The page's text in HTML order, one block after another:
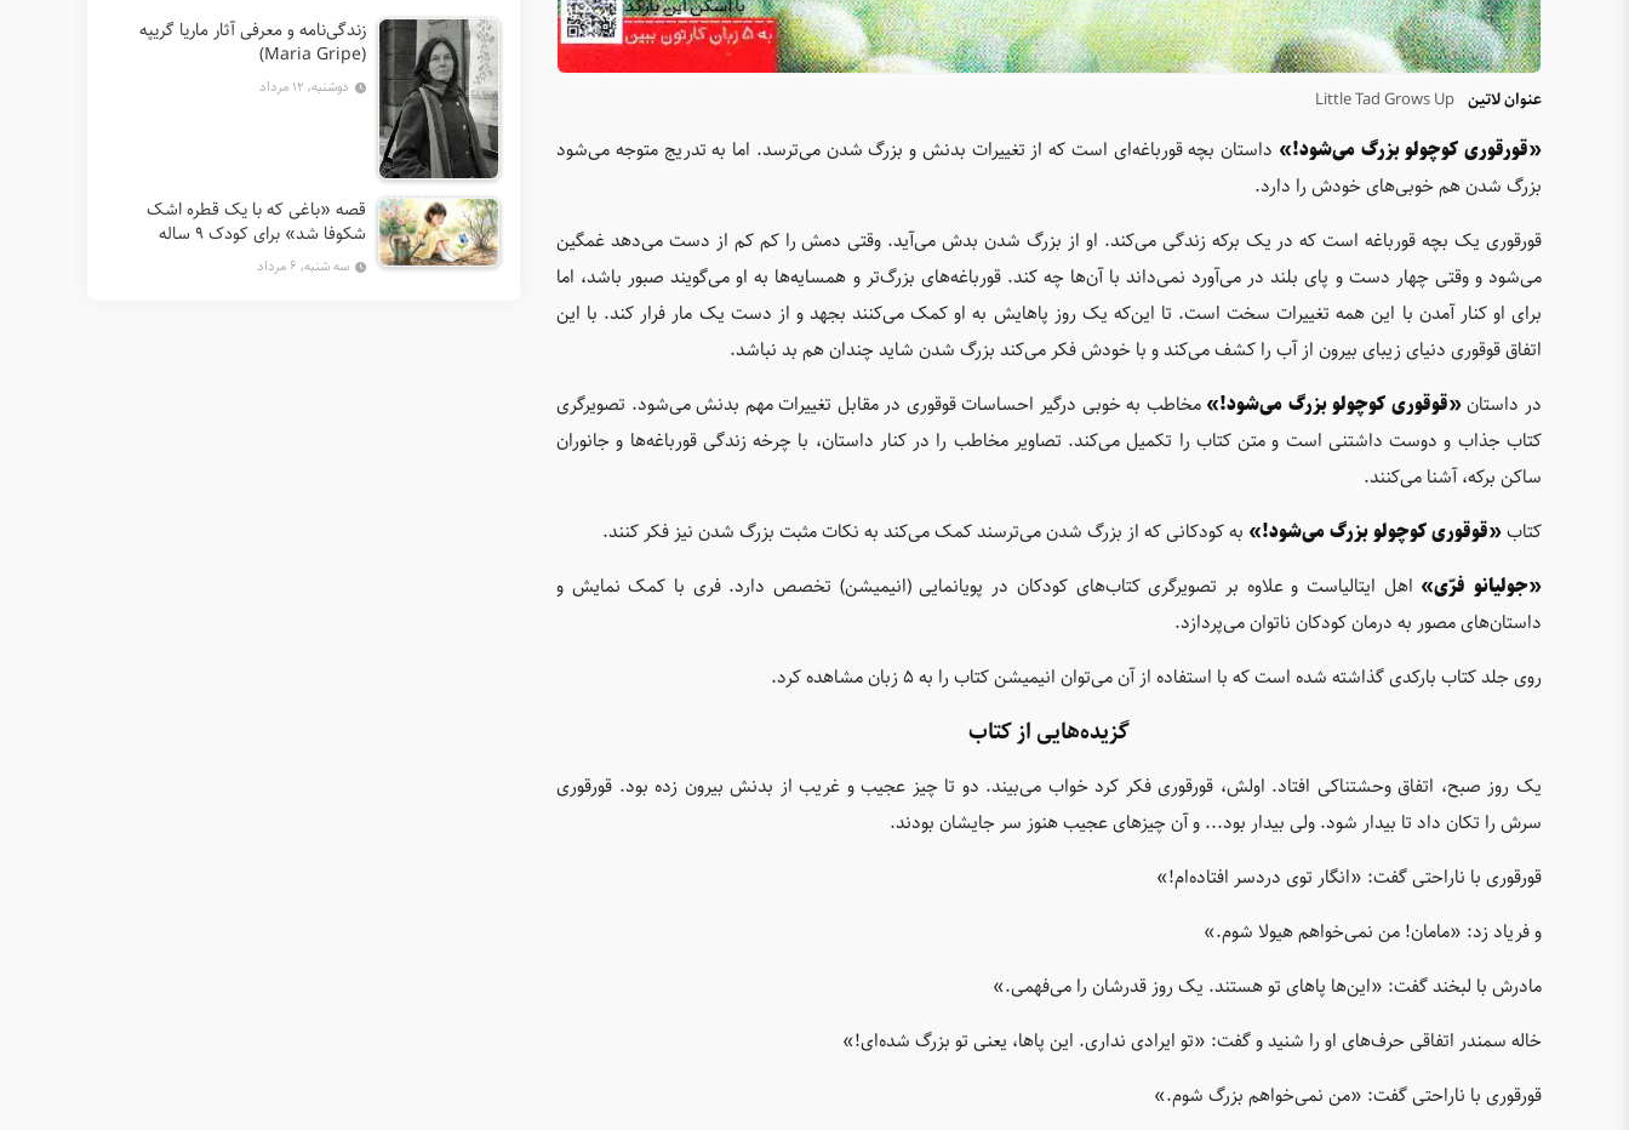
عنوان لاتین Little Tad Grows Up
«قورقوری کوچولو بزرگ می‌شود!» داستان بچه قورباغه‌ای است که از تغییرات بدنش و بزرگ شدن می‌ترسد. اما به تدریج متوجه می‌شود
بزرگ شدن هم خوبی‌های خودش را دارد.
قورقوری یک بچه قورباغه است که در یک برکه زندگی می‌کند. او از بزرگ شدن بدش می‌آید. وقتی دمش را کم کم از دست می‌دهد غمگین
می‌شود و وقتی چهار دست و پای بلند در می‌آورد نمی‌داند با آن‌ها چه کند. قورباغه‌های بزرگ‌تر و همسایه‌ها به او می‌گویند صبور باشد، اما
برای او کنار آمدن با این همه تغییرات سخت است. تا این‌که یک روز پاهایش به او کمک می‌کنند بجهد و از دست یک مار فرار کند. با این
اتفاق قوقوری دنیای زیبای بیرون از آب را کشف می‌کند و با خودش فکر می‌کند بزرگ شدن شاید چندان هم بد نباشد.
در داستان«قوقوری کوچولو بزرگ می‌شود!»مخاطب به خوبی درگیر احساسات قوقوری در مقابل تغییرات مهم بدنش می‌شود. تصویرگری
کتاب جذاب و دوست داشتنی است و متن کتاب را تکمیل می‌کند. تصاویر مخاطب را در کنار داستان، با چرخه‌ زندگی قورباغه‌ها و جانوران
ساکن برکه، آشنا می‌کنند.
کتاب«قوقوری کوچولو بزرگ می‌شود!» به کودکانی که از بزرگ شدن می‌ترسند کمک می‌کند به نکات مثبت بزرگ شدن نیز فکر کنند.
«جولیانو فرّی» اهل ایتالیاست و علاوه بر تصویرگری کتاب‌های کودکان در پویانمایی (انیمیشن) تخصص دارد. فری با کمک نمایش و
داستان‌های مصور به درمان کودکان ناتوان می‌پردازد.
روی جلد کتاب بارکدی گذاشته شده است که با استفاده از آن می‌توان انیمیشن کتاب را به 5 زبان مشاهده کرد.
گزیده‌هایی از کتاب
یک روز صبح، اتفاق وحشتناکی افتاد. اولش، قورقوری فکر کرد خواب می‌بیند. دو تا چیز عجیب و غریب از بدنش بیرون زده بود. قورقوری
سرش را تکان داد تا بیدار شود. ولی بیدار بود... و آن چیزهای عجیب هنوز سر جایشان بودند.
قورقوری با ناراحتی گفت: «انگار توی دردسر افتاده‌ام!»
و فریاد زد: «مامان! من نمی‌خواهم هیولا شوم.»
مادرش با لبخند گفت: «این‌ها پاهای تو هستند. یک روز قدرشان را می‌فهمی.»
خاله سمندر اتفاقی حرف‌های او را شنید و گفت: «تو ایرادی نداری. این پاها، یعنی تو بزرگ شده‌ای!»
قورقوری با ناراحتی گفت: «من نمی‌خواهم بزرگ شوم.»
زندگی‌نامه و معرفی آثار ماریا گریپه
(Maria Gripe)
دوشنبه, ۱۲ مرداد
قصه «باغی که با یک قطره اشک
شکوفا شد» برای کودک ۹ ساله
سه شنبه, ۶ مرداد